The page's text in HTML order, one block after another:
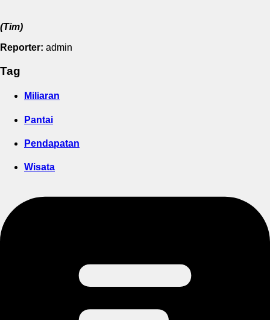
(Tim)
Reporter: admin
Tag
Miliaran
Pantai
Pendapatan
Wisata